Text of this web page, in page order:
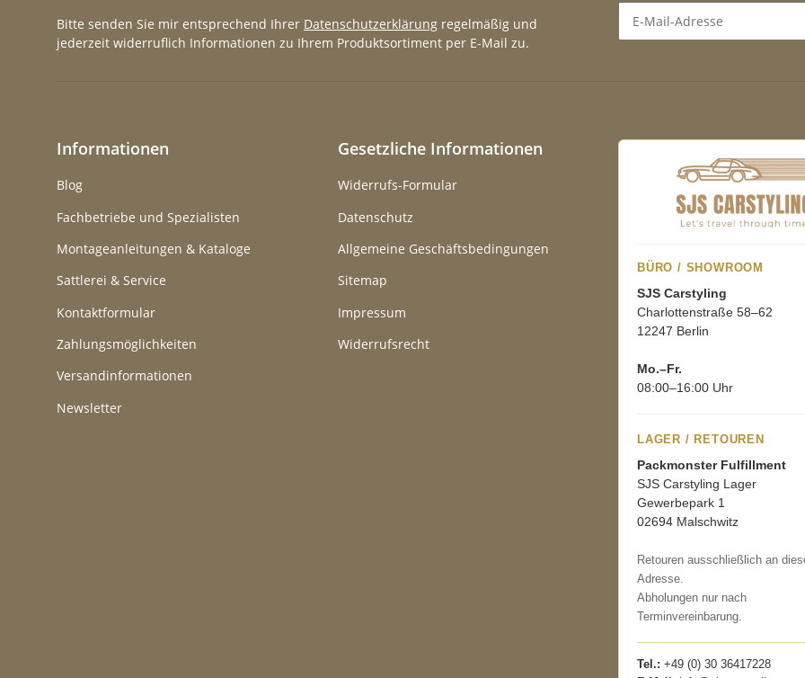
Bitte senden Sie mir entsprechend Ihrer Datenschutzerklärung regelmäßig und
jederzeit widerruflich Informationen zu Ihrem Produktsortiment per E-Mail zu.
Informationen
Blog
Fachbetriebe und Spezialisten
Montageanleitungen & Kataloge
Sattlerei & Service
Kontaktformular
Zahlungsmöglichkeiten
Versandinformationen
Newsletter
Gesetzliche Informationen
Widerrufs-Formular
Datenschutz
Allgemeine Geschäftsbedingungen
Sitemap
Impressum
Widerrufsrecht
BÜRO / SHOWROOM
SJS Carstyling
Charlottenstraße 58–62
12247 Berlin
Mo.–Fr.
08:00–16:00 Uhr
LAGER / RETOUREN
Packmonster Fulfillment
SJS Carstyling Lager
Gewerbepark 1
02694 Malschwitz
Retouren ausschließlich an
Adresse.
Abholungen nur nach
Terminvereinbarung.
Tel.: +49 (0) 30 36417228